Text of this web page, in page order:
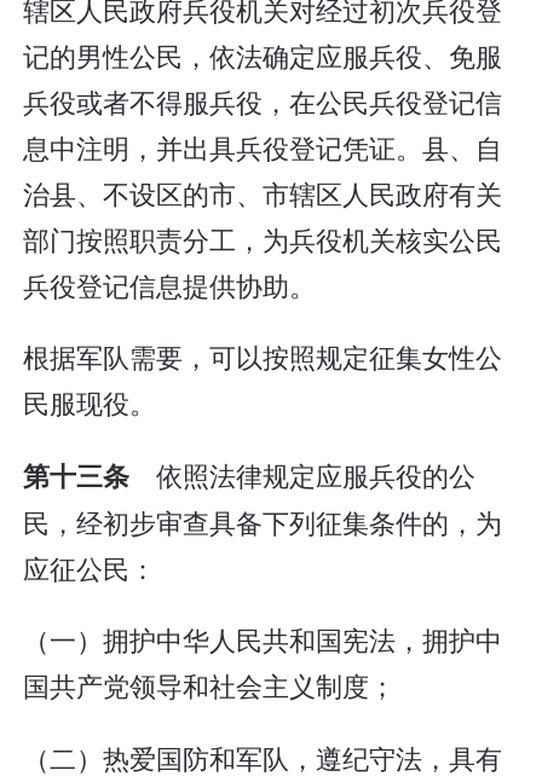
辖区人民政府兵役机关对经过初次兵役登
记的男性公民，依法确定应服兵役、免服
兵役或者不得服兵役，在公民兵役登记信
息中注明，并出具兵役登记凭证。县、自
治县、不设区的市、市辖区人民政府有关
部门按照职责分工，为兵役机关核实公民
兵役登记信息提供协助。
根据军队需要，可以按照规定征集女性公
民服现役。
第十三条 依照法律规定应服兵役的公
民，经初步审查具备下列征集条件的，为
应征公民：
（一）拥护中华人民共和国宪法，拥护中
国共产党领导和社会主义制度；
（二）热爱国防和军队，遵纪守法，具有